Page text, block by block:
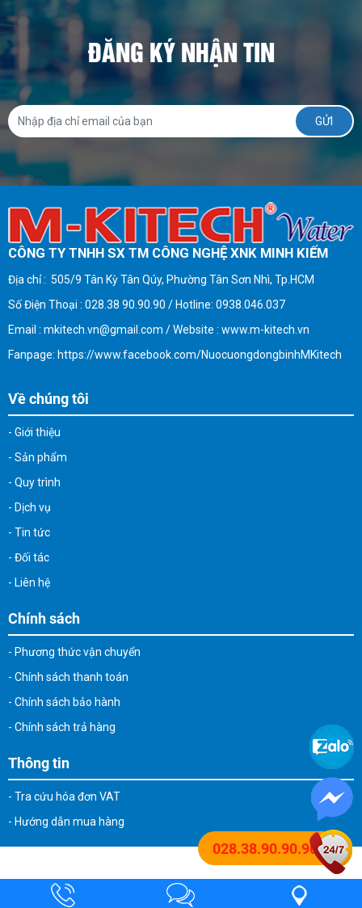
ĐĂNG KÝ NHẬN TIN
CÔNG TY TNHH SX TM CÔNG NGHỆ XNK MINH KIẾM
Địa chỉ : 505/9 Tân Kỳ Tân Qúy, Phường Tân Sơn Nhì, Tp.HCM
Số Điện Thoại : 028.38 90.90.90 / Hotline: 0938.046.037
Email : mkitech.vn@gmail.com / Website : www.m-kitech.vn
Fanpage: https://www.facebook.com/NuocuongdongbinhMKitech
Về chúng tôi
- Giới thiệu
- Sản phẩm
- Quy trình
- Dịch vụ
- Tin tức
- Đối tác
- Liên hệ
Chính sách
- Phương thức vận chuyển
- Chính sách thanh toán
- Chính sách bảo hành
- Chính sách trả hàng
Thông tin
- Tra cứu hóa đơn VAT
- Hướng dẫn mua hàng
028.38.90.90.90